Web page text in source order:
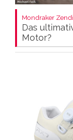
Mondraker
Das
Motor?